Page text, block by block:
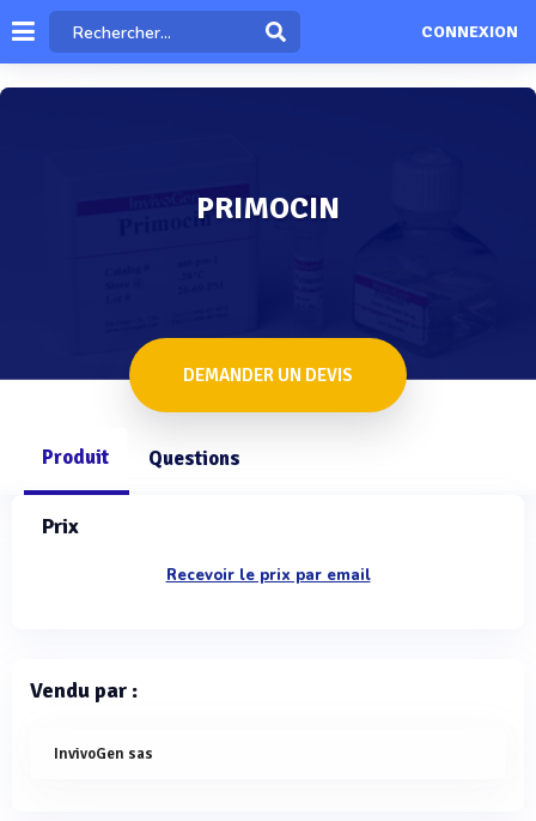
CONNEXION
PRIMOCIN
DEMANDER UN DEVIS
Produit Questions
Prix
Recevoir le prix par email
Vendu par :
InvivoGen sas